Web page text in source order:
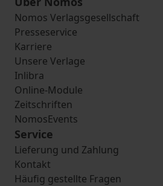
Nomos Verlagsgesellschaft
Presseservice
Karriere
Unsere Verlage
Inlibra
Online-Module
Zeitschriften
NomosEvents
Service
Lieferung und Zahlung
Kontakt
Häufig gestellte Fragen